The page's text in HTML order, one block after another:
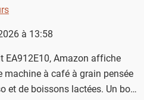
à 13:58
EA912E10, Amazon affiche
machine à café à grain pensée
et de boissons lactées. Un bon